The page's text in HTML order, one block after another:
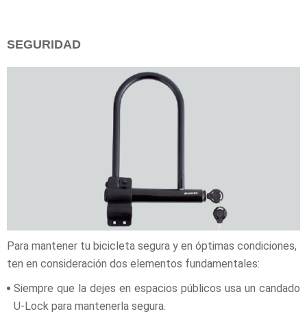
SEGURIDAD
Para mantener tu bicicleta segura y en óptimas condiciones,
ten en consideración dos elementos fundamentales:
Siempre que la dejes en espacios públicos usa un candado
U-Lock para mantenerla segura.